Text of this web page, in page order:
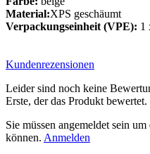
Material:XPS geschäumt
Verpackungseinheit (VPE): 1
Kundenrezensionen
Leider sind noch keine
Erste, der das Produkt bewertet.
Sie müssen angemeldet sein
können. Anmelden